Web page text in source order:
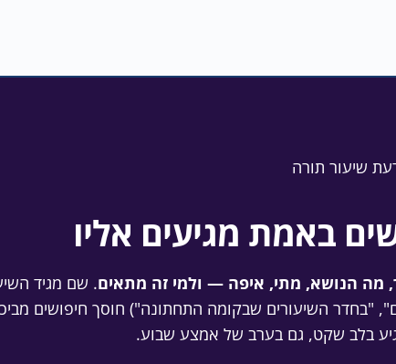
באמת מגיעים אליו
מה הנושא, מתי, איפה — ולמי זה מתאים. שם מגיד
"בחדר השיעורים שבקומה התחתונה") חוסך חיפושים
בלב שקט, גם בערב של אמצע שבוע.